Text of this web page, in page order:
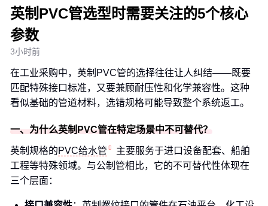
英制PVC管选型时需要关注的5个核心
参数
3小时前
在工业采购中，英制PVC管的选择往往让人纠结——既要
匹配特殊接口标准，又要兼顾耐压性和化学兼容性。这种
看似基础的管道材料，选错规格可能导致整个系统返工。
一、为什么英制PVC管在特定场景中不可替代？
英制规格的PVC给水管
主要服务于进口设备配套、船舶
工程等特殊领域。与公制管相比，它的不可替代性体现在
三个层面：